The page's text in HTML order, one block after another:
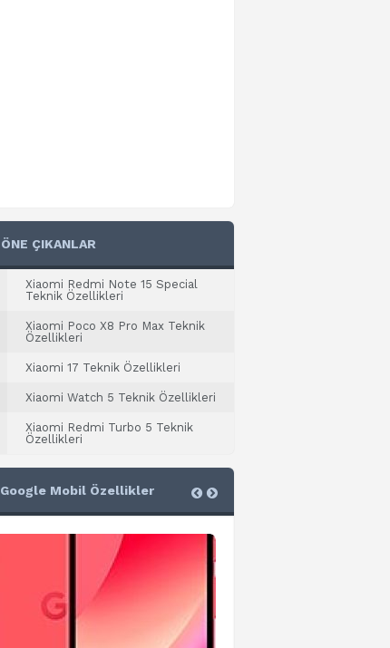
ÖNE ÇIKANLAR
Xiaomi Redmi Note 15 Special
Teknik Özellikleri
Xiaomi Poco X8 Pro Max Teknik
Özellikleri
Xiaomi 17 Teknik Özellikleri
Xiaomi Watch 5 Teknik Özellikleri
Xiaomi Redmi Turbo 5 Teknik
Özellikleri
Google Mobil Özellikler